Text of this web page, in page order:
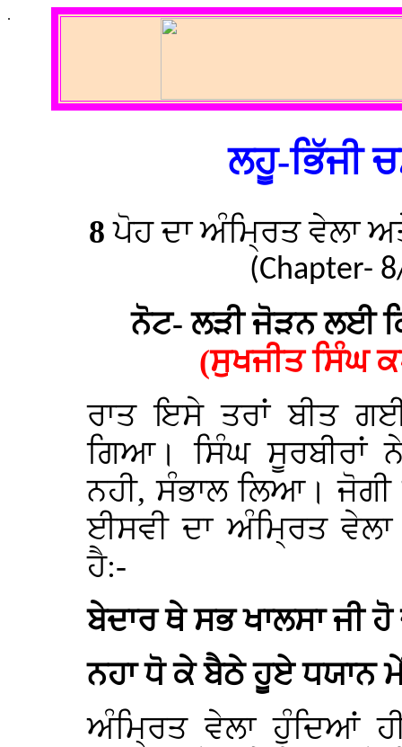
.
ਲਹੂ-ਭਿੱਜੀ
8ਪੋਹ ਦਾ ਅੰਮ੍ਰਿਤ ਵੇਲਾ
(Chapter-
ਨੋਟ- ਲੜੀ ਜੋੜਨ ਲਈ
(ਸੁਖਜੀਤ ਸਿੰਘ
ਰਾਤ ਇਸੇ ਤਰਾਂ ਬੀਤ
ਗਿਆ। ਸਿੰਘ
ਨਹੀ, ਸੰਭਾਲ ਲਿਆ।
ਈਸਵੀ ਦਾ ਅੰਮ੍ਰਿਤ
ਹੈ:-
ਬੇਦਾਰ ਥੇ ਸਭ ਖਾਲਸਾ ਜੀ
ਨਹਾ ਧੋ ਕੇ ਬੈਠੇ ਹੂਏ ਧਯਾਨ
ਅੰਮ੍ਰਿਤ ਵੇਲਾ ਹੁੰਦਿਆਂ